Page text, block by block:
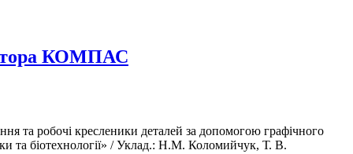
КОМПАС
та робочі кресленики деталей за допомогою графічного
та біотехнології» / Уклад.: Н.М. Коломийчук, Т. В.